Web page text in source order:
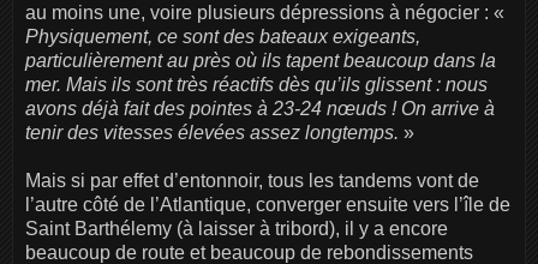
au moins une, voire plusieurs dépressions à négocier : «
Physiquement, ce sont des bateaux exigeants,
particulièrement au près où ils tapent beaucoup dans la
mer. Mais ils sont très réactifs dès qu’ils glissent : nous
avons déjà fait des pointes à 23-24 nœuds ! On arrive à
tenir des vitesses élevées assez longtemps. »
Mais si par effet d’entonnoir, tous les tandems vont de
l’autre côté de l’Atlantique, converger ensuite vers l’île de
Saint Barthélemy (à laisser à tribord), il y a encore
beaucoup de route et beaucoup de rebondissements